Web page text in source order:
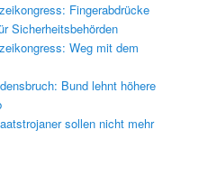
Fingerabdrücke
Sicherheitsbehörden
Weg mit dem
Bund lehnt höhere
sollen nicht mehr